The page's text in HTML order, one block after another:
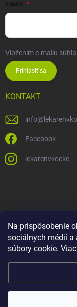
Na prispôsobenie
sociálnych médií a
súbory cookie.
EMAIL
Vložením e-mailu
Prihlásiť sa
KONTAKT
info@
Facebook
lekarenvkocke